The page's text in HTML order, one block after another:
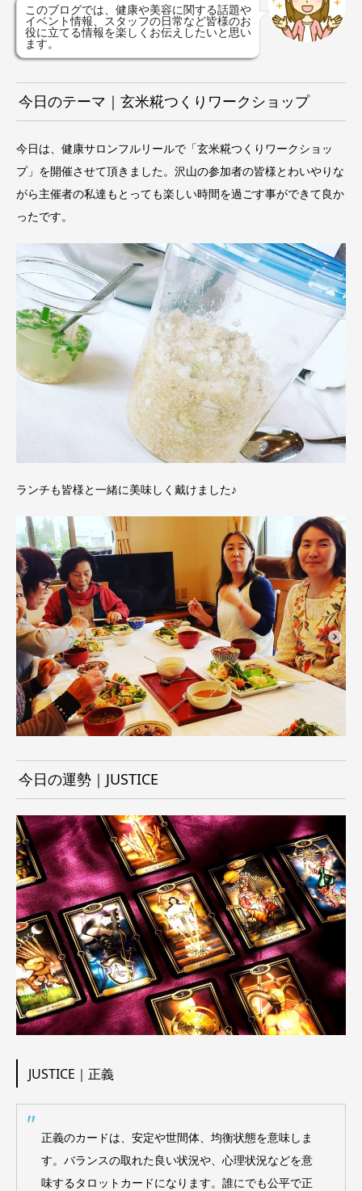
このブログでは、健康や美容に関する話題や
イベント情報、スタッフの日常など皆様のお
役に立てる情報を楽しくお伝えしたいと思い
ます。
今日のテーマ｜玄米糀つくりワークショップ
今日は、健康サロンフルリールで「玄米糀つくりワークショッ
プ」を開催させて頂きました。沢山の参加者の皆様とわいやりな
がら主催者の私達もとっても楽しい時間を過ごす事ができて良か
ったです。
ランチも皆様と一緒に美味しく戴けました♪
今日の運勢｜JUSTICE
JUSTICE｜正義
正義のカードは、安定や世間体、均衡状態を意味しま
す。バランスの取れた良い状況や、心理状況などを意
味するタロットカードになります。誰にでも公平で正